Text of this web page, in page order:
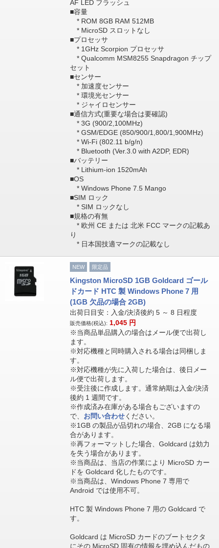
AF LED フラッシュ
■容量
* ROM 8GB RAM 512MB
* MicroSD スロットなし
■プロセッサ
* 1GHz Scorpion プロセッサ
* Qualcomm MSM8255 Snapdragon チップ
セット
■センサー
* 加速度センサー
* 環境光センサー
* ジャイロセンサー
■通信方式(重要な場合は要確認)
* 3G (900/2,100MHz)
* GSM/EDGE (850/900/1,800/1,900MHz)
* Wi-Fi (802.11 b/g/n)
* Bluetooth (Ver.3.0 with A2DP, EDR)
■バッテリー
* Lithium-ion 1520mAh
■OS
* Windows Phone 7.5 Mango
■SIM ロック
* SIM ロックなし
■規格の有無
* 欧州 CE または 北米 FCC マークの記載あ
り
* 日本国技適マークの記載なし
NEW 限定品
Kingston MicroSD 1GB Goldcard ゴール
ドカード HTC 製 Windows Phone 7 用
(1GB 欠品の場合 2GB)
出荷日目安：入金/決済後約 5 ～ 8 日程度
販売価格(税込): 1,045 円
※当商品単品購入の場合はメール便で出荷し
ます。
※対応機種と同時購入される場合は同梱しま
す。
※対応機種が先に入荷した場合は、後日メー
ル便で出荷します。
※受注後に作成します。通常納期は入金/決済
後約 1 週間です。
※作成済み在庫がある場合もございますの
で、 お問い合わせください。
※1GB の製品が品切れの場合、2GB になる場
合があります。
※再フォーマットした場合、Goldcard は効力
を失う場合があります。
※当商品は、当店の作業により MicroSD カー
ドを Goldcard 化したものです。
※当商品は、Windows Phone 7 専用で
Android では使用不可。
HTC 製 Windows Phone 7 用の Goldcard で
す。
Goldcard は MicroSD カードのブートセクタ
にその MicroSD 固有の情報を埋め込んだもの